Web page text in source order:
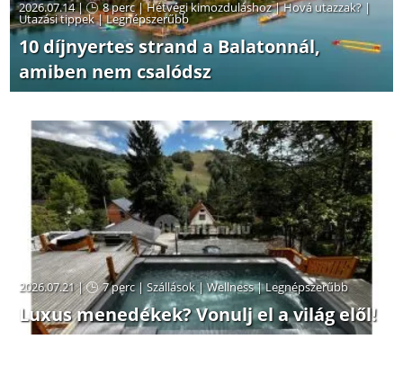
2026.07.14 | 8 perc|Hétvégi kimozduláshoz|Hová utazzak? |
Utazási tippek|Legnépszerűbb
10 díjnyertes strand a Balatonnál,
amiben nem csalódsz
2026.07.21 | 7 perc|Szállások|Wellness|Legnépszerűbb
Luxus menedékek? Vonulj el a világ elől!